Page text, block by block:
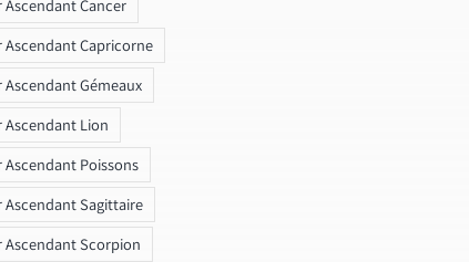
Cancer
Capricorne
Gémeaux
Lion
Poissons
Sagittaire
Scorpion